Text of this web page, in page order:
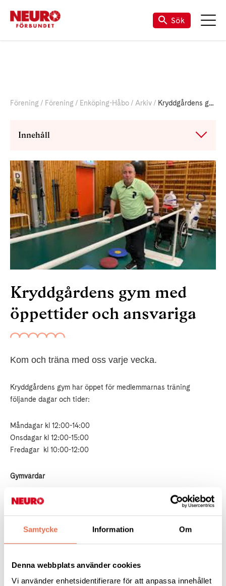
Samtycke Information Om
Denna webbplats använder cookies
Vi använder enhetsidentifierare för att anpassa innehållet
Sök
Förening Förening Enköping-Håbo Arkiv Kryddgårdens gym
Innehåll
Kryddgårdens gym med
öppettider och ansvariga
Kom och träna med oss varje vecka.
Kryddgårdens gym har öppet för medlemmarnas träning
följande dagar och tider:
Måndagar kl 12:00-14:00
Onsdagar kl 12:00-15:00
Fredagar kl 10:00-12:00
Gymvärdar
Annie Jeppas - Mailadress:
jeppkatt@hotmail.com
Hans Jegeus - Mailadress:hans.jegeus@telia.se
För att träna ska du vara medlem i Neuroförbundet och det kan